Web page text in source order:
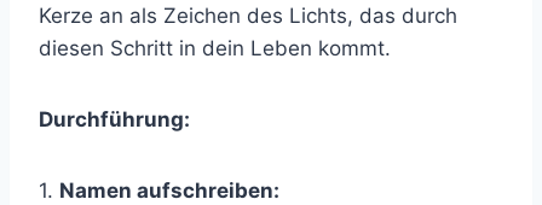
Kerze an als Zeichen des Lichts, das durch
diesen Schritt in dein Leben kommt.
Durchführung:
1. Namen aufschreiben: